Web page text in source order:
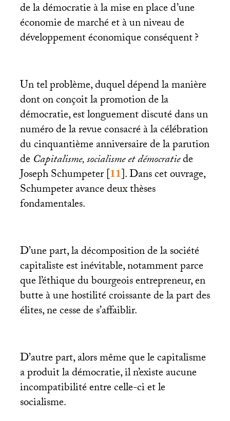
de la démocratie à la mise en place d’une
économie de marché et à un niveau de
développement économique conséquent?
Un tel problème, duquel dépend la manière
dont on conçoit la promotion de la
démocratie, est longuement discuté dans un
numéro de la revue consacré à la célébration
du cinquantième anniversaire de la parution
deCapitalisme, socialisme et démocratiede
Joseph Schumpeter[11]. Dans cet ouvrage,
Schumpeter avance deux thèses
fondamentales.
D’une part, la décomposition de la société
capitaliste est inévitable, notamment parce
que l’éthique du bourgeois entrepreneur, en
butte à une hostilité croissante de la part des
élites, ne cesse de s’affaiblir.
D’autre part, alors même que le capitalisme
a produit la démocratie, il n’existe aucune
incompatibilité entre celle-ci et le
socialisme.